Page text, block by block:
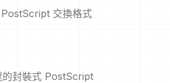
交換格式
封裝式 PostScript